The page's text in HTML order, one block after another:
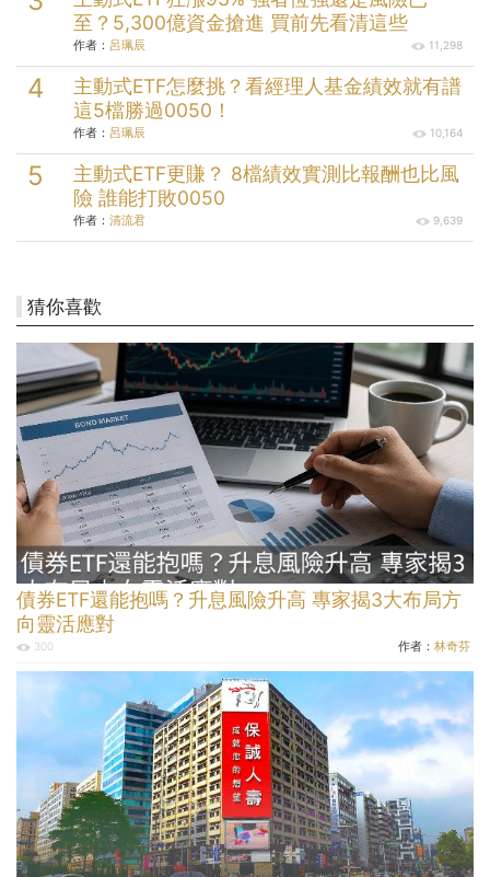
至？5,300億資金搶進 買前先看清這些
作者： 呂珮辰 11,298
主動式ETF怎麼挑？看經理人基金績效就有譜
這5檔勝過0050！
作者： 呂珮辰 10,164
主動式ETF更賺？ 8檔績效實測比報酬也比風
險 誰能打敗0050
作者： 清流君 9,639
猜你喜歡
債券ETF還能抱嗎？升息風險升高 專家揭3大布局方
向靈活應對
300 作者： 林奇芬